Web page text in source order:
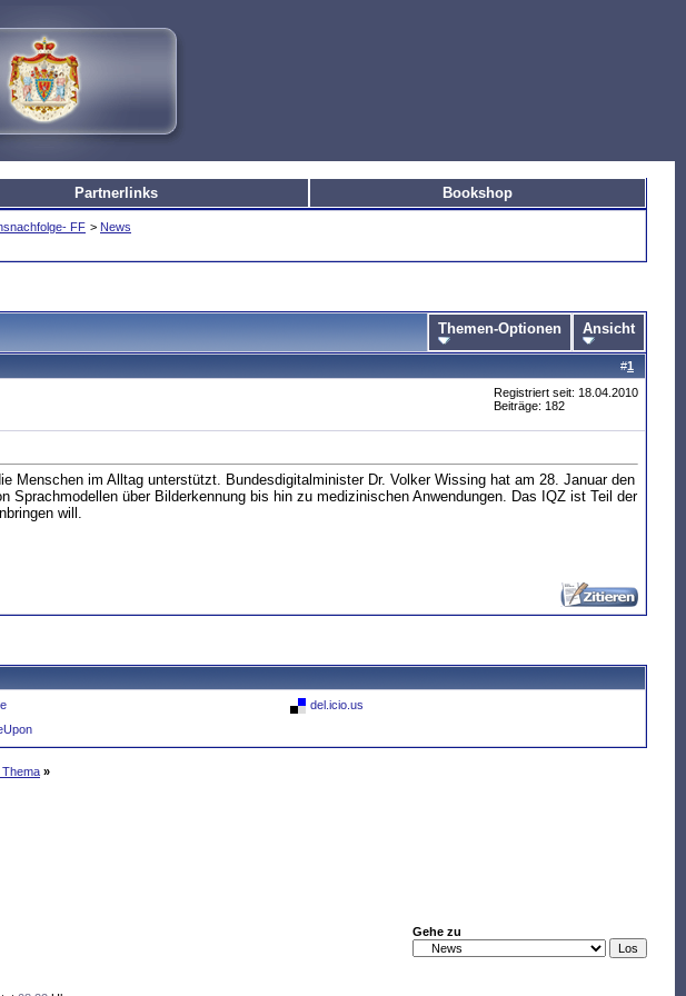
Partnerlinks Bookshop
FF > News
Themen-Optionen Ansicht
#1
Registriert seit: 18.04.2010
Beiträge: 182
im Alltag unterstützt. Bundesdigitalminister Dr. Volker Wissing hat am 28. Januar den
über Bilderkennung bis hin zu medizinischen Anwendungen. Das IQZ ist Teil der
will.
del.icio.us
»
Gehe zu